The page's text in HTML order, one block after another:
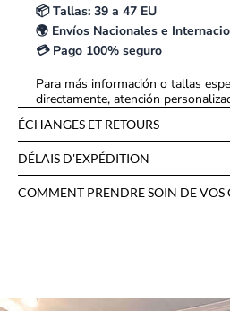
📦 Tallas: 39 a 47 EU
🌍 Envíos Nacionales e
💳 Pago 100% seguro
Para más información o tallas
directamente, atención
ÉCHANGES ET RETOURS
DÉLAIS D'EXPÉDITION
COMMENT PRENDRE SOIN DE VOS